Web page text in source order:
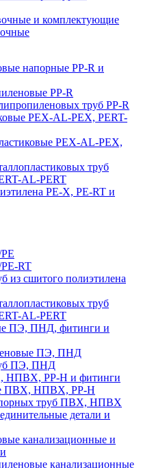
и комплектующие
напорные PP-R и
PP-R
труб PP-R
PEX-AL-PEX, PERT-
PEX-AL-PEX,
труб
AL-PERT
PE-X, PE-RT и
RT
из сшитого полиэтилена
труб
AL-PERT
ПЭ, ПНД, фитинги и
ПЭ, ПНД
ПЭ, ПНД
НПВХ, PP-H и фитинги
ПВХ, НПВХ, PP-H
труб ПВХ, НПВХ
детали и
канализационные и
канализационные